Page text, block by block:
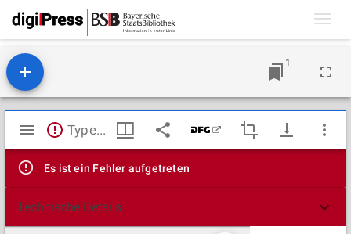
1
Mirador
Viewer
TypeError: Failed to fetch
Es ist ein Fehler aufgetreten
Technische Details